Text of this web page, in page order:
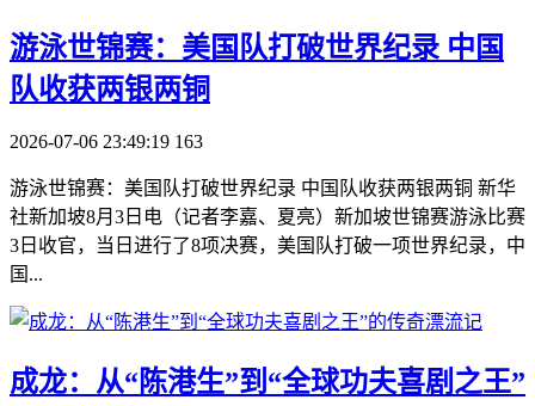
​游泳世锦赛：美国队打破世界纪录 中国
队收获两银两铜
2026-07-06 23:49:19 163
游泳世锦赛：美国队打破世界纪录 中国队收获两银两铜 新华
社新加坡8月3日电（记者李嘉、夏亮）新加坡世锦赛游泳比赛
3日收官，当日进行了8项决赛，美国队打破一项世界纪录，中
国...
​成龙：从“陈港生”到“全球功夫喜剧之王”